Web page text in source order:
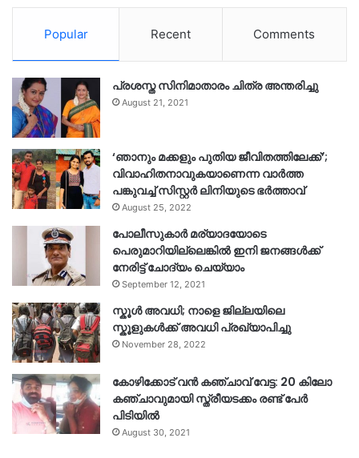
Popular Recent Comments
പ്രശസ്ത സിനിമാതാരം ചിത്ര അന്തരിച്ചു
August 21, 2021
‘ഞാനും മക്കളും പുതിയ ജീവിതത്തിലേക്ക്’;
വിവാഹിതനാവുകയാണെന്ന വാർത്ത
പങ്കുവച്ച് സിസ്റ്റർ ലിനിയുടെ ഭർത്താവ്
August 25, 2022
പോലീസുകാര്‍ മര്യാദയോടെ
പെരുമാറിയില്ലെങ്കില്‍ ഇനി ജനങ്ങള്‍ക്ക്
നേരിട്ട് ചോദ്യം ചെയ്യാം
September 12, 2021
സ്കൂൾ അവധി; നാളെ ജില്ലയിലെ
സ്കൂളുകൾക്ക് അവധി പ്രഖ്യാപിച്ചു
November 28, 2022
കോഴിക്കോട് വൻ കഞ്ചാവ് വേട്ട: 20 കിലോ
കഞ്ചാവുമായി സ്ത്രീയടക്കം രണ്ട് പേർ
പിടിയിൽ
August 30, 2021